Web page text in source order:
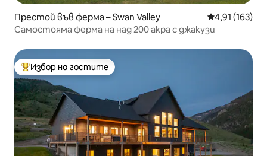
Престой във ферма – Swan Valley Средна
4,91 (163)
Самостояма ферма на над 200 акра с джакузи
Най-популярен избор на гостите
Избор на гостите